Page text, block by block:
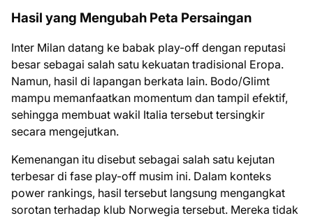
Hasil yang Mengubah Peta Persaingan
Inter Milan datang ke babak play-off dengan reputasi
besar sebagai salah satu kekuatan tradisional Eropa.
Namun, hasil di lapangan berkata lain. Bodo/Glimt
mampu memanfaatkan momentum dan tampil efektif,
sehingga membuat wakil Italia tersebut tersingkir
secara mengejutkan.
Kemenangan itu disebut sebagai salah satu kejutan
terbesar di fase play-off musim ini. Dalam konteks
power rankings, hasil tersebut langsung mengangkat
sorotan terhadap klub Norwegia tersebut. Mereka tidak